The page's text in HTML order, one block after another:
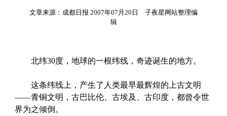
文章来源：成都日报 2007年07月20日 子夜星网站整理编
辑
北纬30度，地球的一根纬线，奇迹诞生的地方。
这条纬线上，产生了人类最早最辉煌的上古文明
——青铜文明，古巴比伦、古埃及、古印度，都曾令世
界为之倾倒。